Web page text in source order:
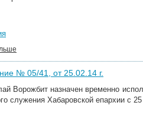
№ 05/41, от 25.02.14 г.
Ворожбит назначен временно
служения Хабаровской епархии с